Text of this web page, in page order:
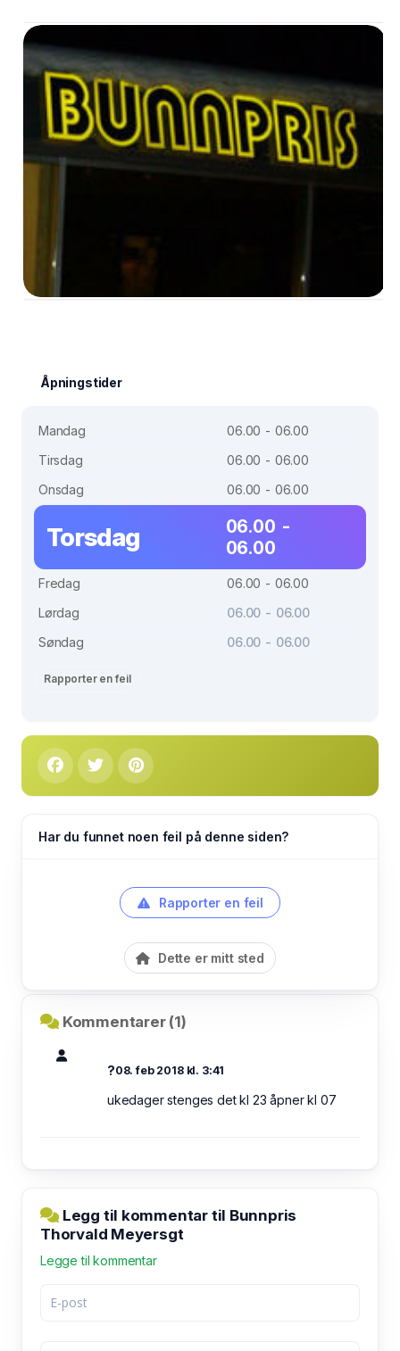
Åpningstider
Mandag
06.00 - 06.00
Tirsdag
06.00 - 06.00
Onsdag
06.00 - 06.00
Torsdag
06.00 -
06.00
Fredag
06.00 - 06.00
Lørdag
06.00 - 06.00
Søndag
06.00 - 06.00
Rapporter en feil
Har du funnet noen feil på denne siden?
Rapporter en feil
Dette er mitt sted
Kommentarer (1)
?08. feb 2018 kl. 3:41
ukedager stenges det kl 23 åpner kl 07
Legg til kommentar til Bunnpris
Thorvald Meyersgt
Legge til kommentar